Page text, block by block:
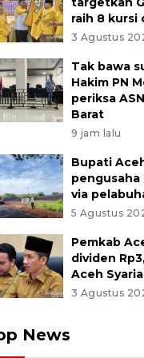
raih 8 kursi
3 Agustus
Tak bawa
Hakim PN
periksa
Barat
9 jam lalu
Bupati
pengusaha
via
5 Agustus
Pemkab
dividen
Aceh
3 Agustus
News